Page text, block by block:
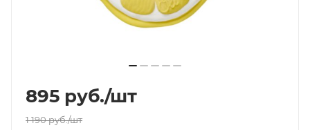
895 руб./шт
1 190руб./шт